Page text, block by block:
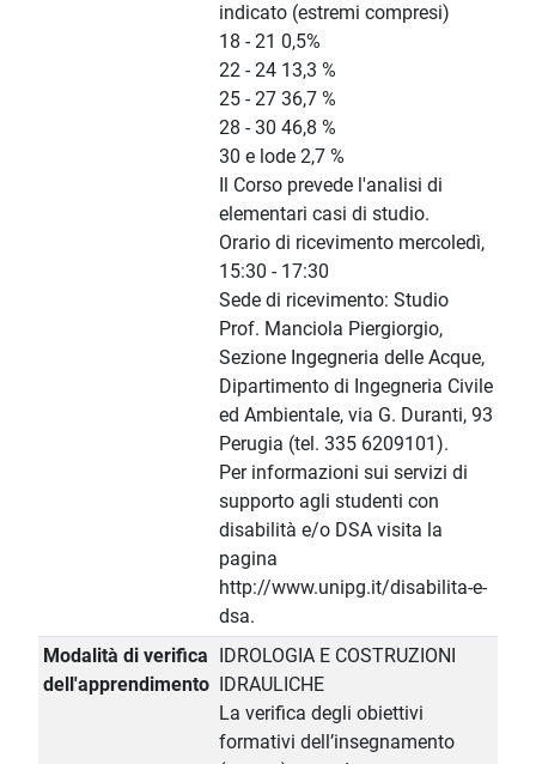
indicato (estremi compresi)
18 - 21 0,5%
22 - 24 13,3 %
25 - 27 36,7 %
28 - 30 46,8 %
30 e lode 2,7 %
Il Corso prevede l'analisi di
elementari casi di studio.
Orario di ricevimento mercoledì,
15:30 - 17:30
Sede di ricevimento: Studio
Prof. Manciola Piergiorgio,
Sezione Ingegneria delle Acque,
Dipartimento di Ingegneria Civile
ed Ambientale, via G. Duranti, 93
Perugia (tel. 335 6209101).
Per informazioni sui servizi di
supporto agli studenti con
disabilità e/o DSA visita la
pagina
http://www.unipg.it/disabilita-e-
dsa.
Modalità di verifica
dell'apprendimento
IDROLOGIA E COSTRUZIONI
IDRAULICHE
La verifica degli obiettivi
formativi dell’insegnamento